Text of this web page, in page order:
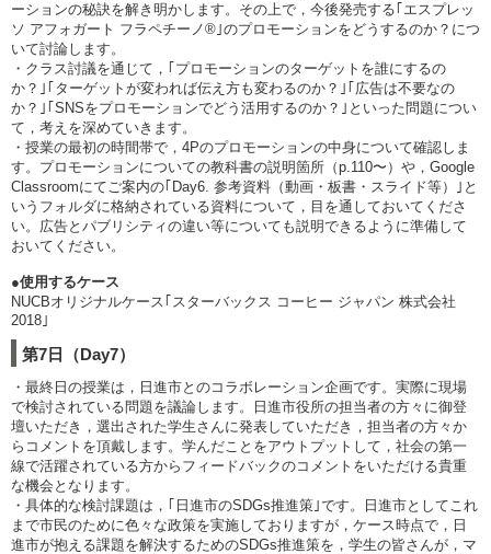
ーションの秘訣を解き明かします。その上で，今後発売する｢エスプレッ
ソ アフォガート フラペチーノ®｣のプロモーションをどうするのか？につ
いて討論します。
・クラス討議を通じて，｢プロモーションのターゲットを誰にするの
か？｣｢ターゲットが変われば伝え方も変わるのか？｣｢広告は不要なの
か？｣｢SNSをプロモーションでどう活用するのか？｣といった問題につい
て，考えを深めていきます。
・授業の最初の時間帯で，4Pのプロモーションの中身について確認しま
す。プロモーションについての教科書の説明箇所（p.110〜）や，Google
Classroomにてご案内の｢Day6. 参考資料（動画・板書・スライド等）｣と
いうフォルダに格納されている資料について，目を通しておいてくださ
い。広告とパブリシティの違い等についても説明できるように準備して
おいてください。
●使用するケース
NUCBオリジナルケース｢スターバックス コーヒー ジャパン 株式会社
2018｣
第7日（Day7）
・最終日の授業は，日進市とのコラボレーション企画です。実際に現場
で検討されている問題を議論します。日進市役所の担当者の方々に御登
壇いただき，選出された学生さんに発表していただき，担当者の方々か
らコメントを頂戴します。学んだことをアウトプットして，社会の第一
線で活躍されている方からフィードバックのコメントをいただける貴重
な機会となります。
・具体的な検討課題は，｢日進市のSDGs推進策｣です。日進市としてこれ
まで市民のために色々な政策を実施しておりますが，ケース時点で，日
進市が抱える課題を解決するためのSDGs推進策を，学生の皆さんが，マ